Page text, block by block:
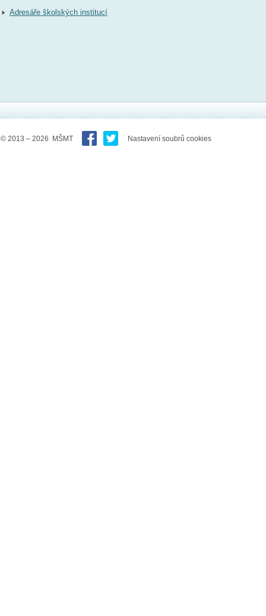
Adresáře školských institucí
© 2013 – 2026 MŠMT Nastavení soubrů cookies